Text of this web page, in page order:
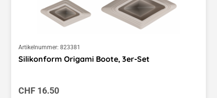
Artikelnummer: 823381
Silikonform Origami Boote, 3er-Set
Regulärer Preis:
CHF 16.50